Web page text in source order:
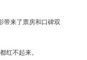
带来了票房和口碑双
红不起来。